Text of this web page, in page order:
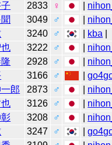
2833 ♀
3049 ♂
3240 ♂ kba
3222 ♂
2928 ♂
3166 ♂ |
郎 2873 ♂
3126 ♂
3208 ♂
3247 ♂ |